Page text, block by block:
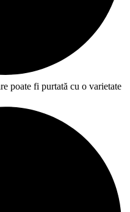
poate fi purtată cu o varietate